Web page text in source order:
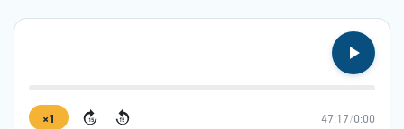
0:00
/
47:17
15
15
1×